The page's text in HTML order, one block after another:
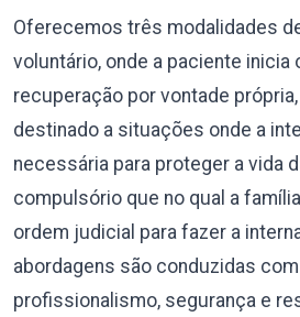
Oferecemos três modalidades
voluntário, onde a paciente inicia
recuperação por vontade
destinado a situações onde a
necessária para proteger a vida
compulsório que no qual a
ordem judicial para fazer a
abordagens são conduzidas
profissionalismo, segurança e